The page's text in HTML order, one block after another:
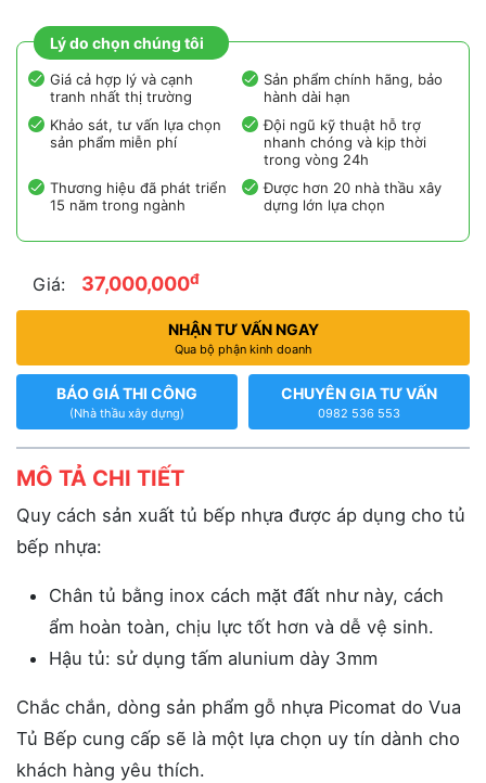
Lý do chọn chúng tôi
Giá cả hợp lý và cạnh
tranh nhất thị trường
Sản phẩm chính hãng, bảo
hành dài hạn
Khảo sát, tư vấn lựa chọn
sản phẩm miễn phí
Đội ngũ kỹ thuật hỗ trợ
nhanh chóng và kịp thời
trong vòng 24h
Thương hiệu đã phát triển
15 năm trong ngành
Được hơn 20 nhà thầu xây
dựng lớn lựa chọn
Giá: 37,000,000đ
NHẬN TƯ VẤN NGAY
Qua bộ phận kinh doanh
BÁO GIÁ THI CÔNG
(Nhà thầu xây dựng)
CHUYÊN GIA TƯ VẤN
0982 536 553
MÔ TẢ CHI TIẾT
Quy cách sản xuất tủ bếp nhựa được áp dụng cho tủ
bếp nhựa:
Chân tủ bằng inox cách mặt đất như này, cách
ẩm hoàn toàn, chịu lực tốt hơn và dễ vệ sinh.
Hậu tủ: sử dụng tấm alunium dày 3mm
Chắc chắn, dòng sản phẩm gỗ nhựa Picomat do Vua
Tủ Bếp cung cấp sẽ là một lựa chọn uy tín dành cho
khách hàng yêu thích.